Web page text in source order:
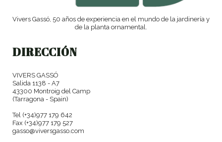
Vivers Gassó, 50 años de experiencia en el mundo de la jardinería y
de la planta ornamental.
DIRECCIÓN
VIVERS GASSÓ
Salida 1138 - A7
43300 Montroig del Camp
(Tarragona - Spain)
Tel (+34)977 179 642
Fax (+34)977 179 527
gasso@viversgasso.com